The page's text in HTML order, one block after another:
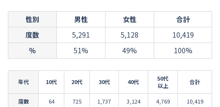
性別 男性 女性
合計
度数
5,291 5,128
10,419
％
51% 49% 100%
年代 10代 20代 30代 40代
50代
以上
合計
度数 64 725 1,737 3,124 4,769
10,419